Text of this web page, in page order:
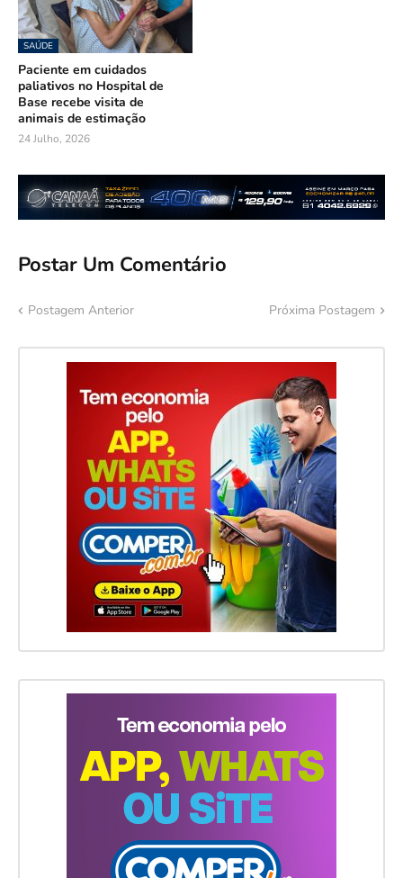
SAÚDE
Paciente em cuidados
paliativos no Hospital de
Base recebe visita de
animais de estimação
24 Julho, 2026
Postar Um Comentário
Postagem Anterior Próxima Postagem